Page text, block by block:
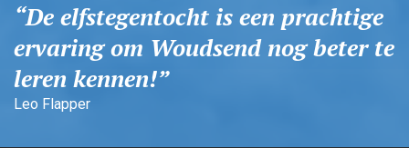
De elfstegentocht is een prachtige
ervaring om Woudsend nog beter te
leren kennen!
Leo Flapper